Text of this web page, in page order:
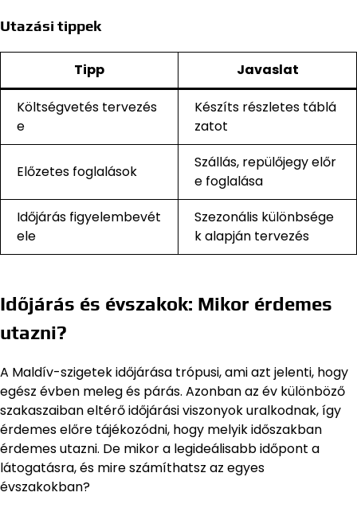
Utazási tippek
Tipp Javaslat
Költségvetés tervezés
e
Készíts részletes táblá
zatot
Előzetes foglalások
Szállás, repülőjegy előr
e foglalása
Időjárás figyelembevét
ele
Szezonális különbsége
k alapján tervezés
Időjárás és évszakok: Mikor érdemes
utazni?
A Maldív-szigetek időjárása trópusi, ami azt jelenti, hogy
egész évben meleg és párás. Azonban az év különböző
szakaszaiban eltérő időjárási viszonyok uralkodnak, így
érdemes előre tájékozódni, hogy melyik időszakban
érdemes utazni. De mikor a legideálisabb időpont a
látogatásra, és mire számíthatsz az egyes
évszakokban?